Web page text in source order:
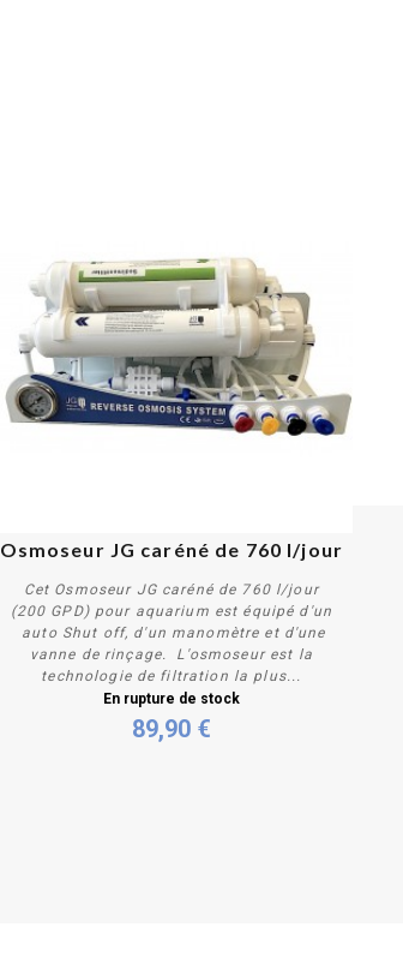
Plus de détails
Osmoseur JG caréné de 760 l/jour
Cet Osmoseur JG caréné de 760 l/jour
(200 GPD) pour aquarium est équipé d'un
auto Shut off, d'un manomètre et d'une
vanne de rinçage. L'osmoseur est la
technologie de filtration la plus...
En rupture de stock
89,90 €